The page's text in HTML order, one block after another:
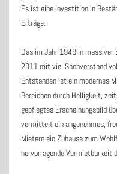
Es ist eine Investition in
Erträge.
Das im Jahr 1949 in massiver
2011 mit viel Sachverstand
Entstanden ist ein modernes
Bereichen durch Helligkeit,
gepflegtes Erscheinungsbild
vermittelt ein angenehmes,
Mietern ein Zuhause zum
hervorragende Vermietbarkeit